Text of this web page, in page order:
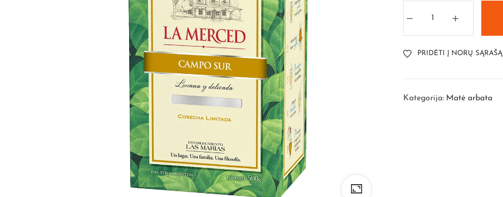
PRIDĖTI Į NORŲ SĄRAŠĄ
Kategorija: Matė arbata